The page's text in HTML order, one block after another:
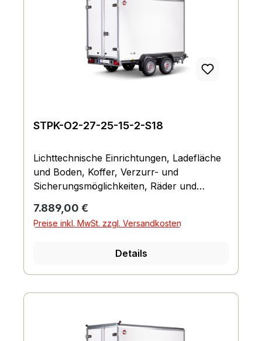
STPK-O2-27-25-15-2-S18
Lichttechnische Einrichtungen, Ladefläche
und Boden, Koffer, Verzurr- und
Sicherungsmöglichkeiten, Räder und
Regulärer Preis:
7.889,00 €
Preise inkl. MwSt. zzgl. Versandkosten
Details